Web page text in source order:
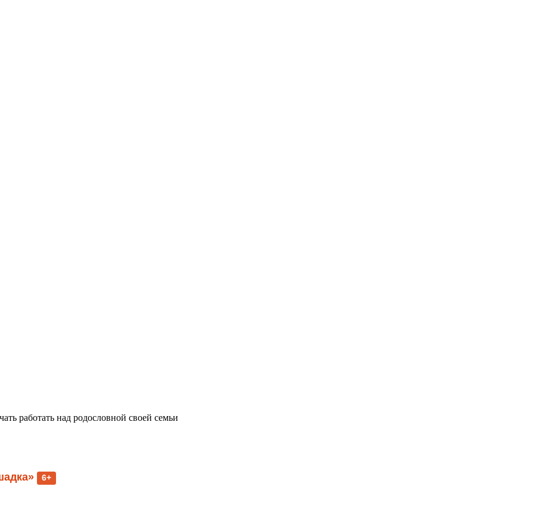
работать над родословной своей семьи
6+